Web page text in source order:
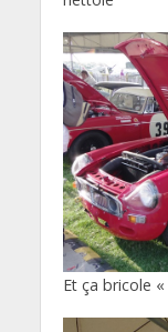
Et ça bricole